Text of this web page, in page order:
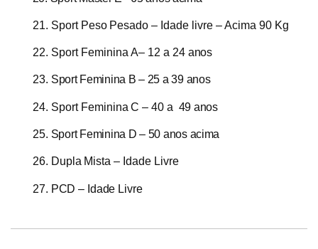
21. Sport Peso Pesado – Idade livre – Acima 90 Kg
22. Sport Feminina A– 12 a 24 anos
23. Sport Feminina B – 25 a 39 anos
24. Sport Feminina C – 40 a 49 anos
25. Sport Feminina D – 50 anos acima
26. Dupla Mista – Idade Livre
27. PCD – Idade Livre